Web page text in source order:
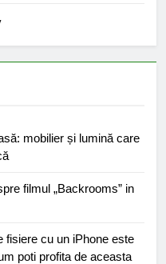
mobilier și lumină care
filmul „Backrooms” in
fisiere cu un iPhone este
poti profita de aceasta